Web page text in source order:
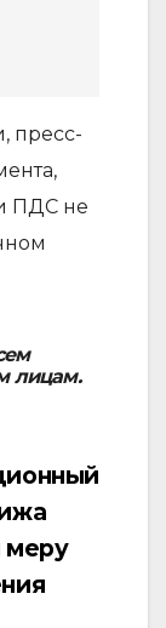
пресс-
ПДС не
лицам.
меру